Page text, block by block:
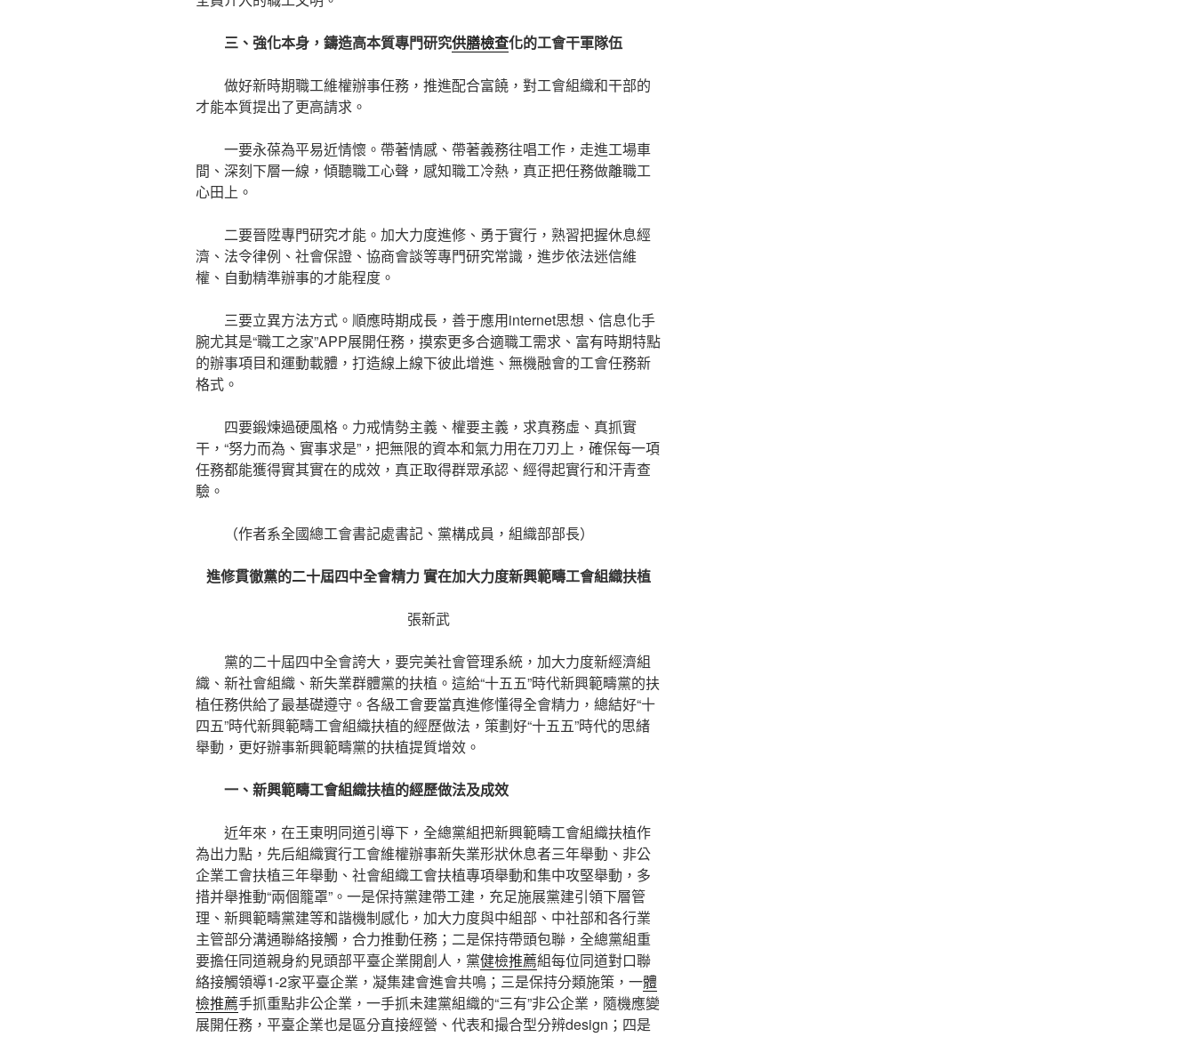
三、強化本身，鑄造高本質專門研究供膳檢查化的工會干軍隊伍
做好新時期職工維權辦事任務，推進配合富饒，對工會組織和干部的
才能本質提出了更高請求。
一要永葆為平易近情懷。帶著情感、帶著義務往唱工作，走進工場車
間、深刻下層一線，傾聽職工心聲，感知職工冷熱，真正把任務做離職工
心田上。
二要晉陞專門研究才能。加大力度進修、勇于實行，熟習把握休息經
濟、法令律例、社會保證、協商會談等專門研究常識，進步依法迷信維
權、自動精準辦事的才能程度。
三要立異方法方式。順應時期成長，善于應用internet思想、信息化手
腕尤其是“職工之家”APP展開任務，摸索更多合適職工需求、富有時期特點
的辦事項目和運動載體，打造線上線下彼此增進、無機融會的工會任務新
格式。
四要鍛煉過硬風格。力戒情勢主義、權要主義，求真務虛、真抓實
干，“努力而為、實事求是”，把無限的資本和氣力用在刀刃上，確保每一項
任務都能獲得實其實在的成效，真正取得群眾承認、經得起實行和汗青查
驗。
（作者系全國總工會書記處書記、黨構成員，組織部部長）
進修貫徹黨的二十屆四中全會精力 實在加大力度新興範疇工會組織扶植
張新武
黨的二十屆四中全會誇大，要完美社會管理系統，加大力度新經濟組
織、新社會組織、新失業群體黨的扶植。這給“十五五”時代新興範疇黨的扶
植任務供給了最基礎遵守。各級工會要當真進修懂得全會精力，總結好“十
四五”時代新興範疇工會組織扶植的經歷做法，策劃好“十五五”時代的思緒
舉動，更好辦事新興範疇黨的扶植提質增效。
一、新興範疇工會組織扶植的經歷做法及成效
近年來，在王東明同道引導下，全總黨組把新興範疇工會組織扶植作
為出力點，先后組織實行工會維權辦事新失業形狀休息者三年舉動、非公
企業工會扶植三年舉動、社會組織工會扶植專項舉動和集中攻堅舉動，多
措并舉推動“兩個籠罩”。一是保持黨建帶工建，充足施展黨建引領下層管
理、新興範疇黨建等和諧機制感化，加大力度與中組部、中社部和各行業
主管部分溝通聯絡接觸，合力推動任務；二是保持帶頭包聯，全總黨組重
要擔任同道親身約見頭部平臺企業開創人，黨健檢推薦組每位同道對口聯
絡接觸領導1-2家平臺企業，凝集建會進會共鳴；三是保持分類施策，一體
檢推薦手抓重點非公企業，一手抓未建黨組織的“三有”非公企業，隨機應變
展開任務，平臺企業也是區分直接經營、代表和撮合型分辨design；四是